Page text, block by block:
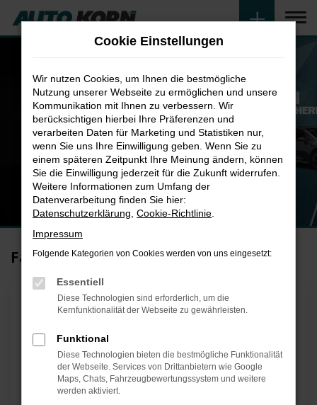
Zum
Hauptinhalt
Fahrzeugsuche
Cookie Einstellungen
Wir nutzen Cookies, um Ihnen die bestmögliche
Nutzung unserer Webseite zu ermöglichen und unsere
Kommunikation mit Ihnen zu verbessern. Wir
berücksichtigen hierbei Ihre Präferenzen und
verarbeiten Daten für Marketing und Statistiken nur,
wenn Sie uns Ihre Einwilligung geben. Wenn Sie zu
einem späteren Zeitpunkt Ihre Meinung ändern, können
Sie die Einwilligung jederzeit für die Zukunft widerrufen.
Weitere Informationen zum Umfang der
Datenverarbeitung finden Sie hier:
Datenschutzerklärung Cookie-Richtlinie
Impressum
Folgende Kategorien von Cookies werden von uns eingesetzt:
Essentiell
Diese Technologien sind erforderlich, um die
Kernfunktionalität der Webseite zu gewährleisten.
Funktional
Diese Technologien bieten die bestmögliche Funktionalität
der Webseite. Services von Drittanbietern wie Google
Maps, Chats, Fahrzeugbewertungssystem und weitere
werden aktiviert.